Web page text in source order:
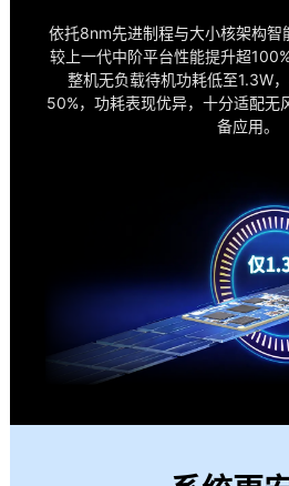
依托8nm先进制程与大小核架构智
较上一代中阶平台性能提升超
整机无负载待机功耗低至1.3W
50%，功耗表现优异，十分适配无
备应用。